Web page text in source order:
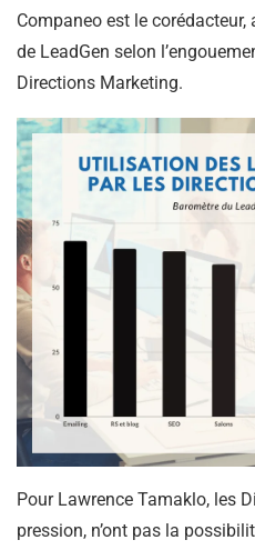
Companeo est le
de LeadGen selon
Directions Marketing.
Pour Lawrence Tamaklo, les
pression, n’ont pas la